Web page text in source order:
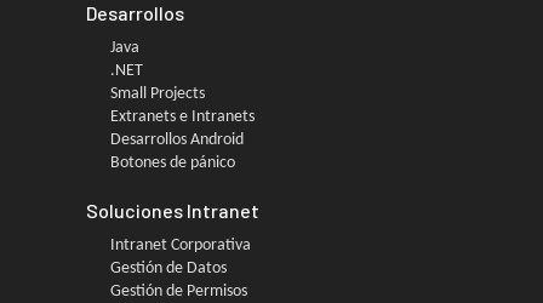
Desarrollos
Java
.NET
Small Projects
Extranets e Intranets
Desarrollos Android
Botones de pánico
Soluciones Intranet
Intranet Corporativa
Gestión de Datos
Gestión de Permisos